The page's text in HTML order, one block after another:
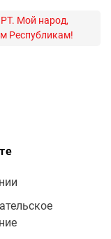
Мой народ,
Республикам!